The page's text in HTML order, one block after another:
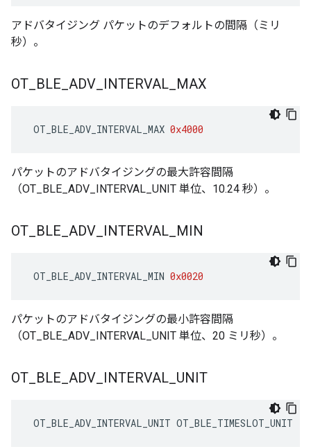
アドバタイジング パケットのデフォルトの間隔（ミリ
秒）。
OT BLE ADV INTERVAL MAX
OT_BLE_ADV_INTERVAL_MAX 0x4000
パケットのアドバタイジングの最大許容間隔
（OT_BLE_ADV_INTERVAL_UNIT 単位、10.24 秒）。
OT BLE ADV INTERVAL MIN
OT_BLE_ADV_INTERVAL_MIN 0x0020
パケットのアドバタイジングの最小許容間隔
（OT_BLE_ADV_INTERVAL_UNIT 単位、20 ミリ秒）。
OT BLE ADV INTERVAL UNIT
OT_BLE_ADV_INTERVAL_UNIT OT_BLE_TIMESLOT_UNIT